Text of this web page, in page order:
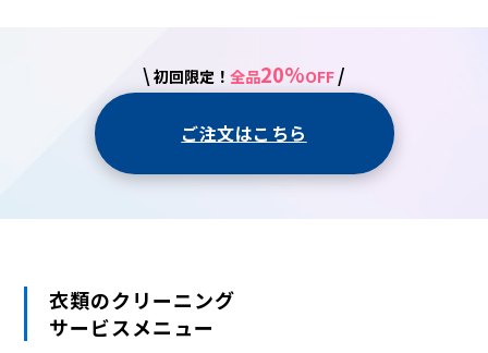
\ 初回限定！ 全品20%OFF /
ご注文はこちら
衣類のクリーニング
サービスメニュー